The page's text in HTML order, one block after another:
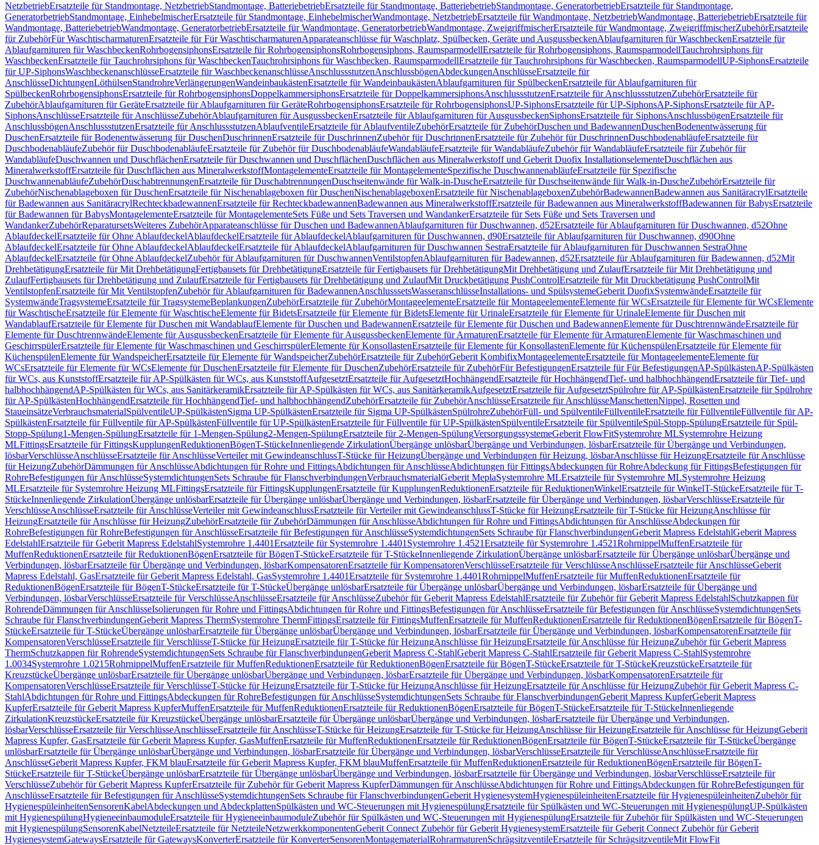
NetzbetriebErsatzteile für Standmontage, NetzbetriebStandmontage, BatteriebetriebErsatzteile für Standmontage, BatteriebetriebStandmontage, GeneratorbetriebErsatzteile für Standmontage,
GeneratorbetriebStandmontage, EinhebelmischerErsatzteile für Standmontage, EinhebelmischerWandmontage, NetzbetriebErsatzteile für Wandmontage, NetzbetriebWandmontage, BatteriebetriebErsatzteile für
Wandmontage, BatteriebetriebWandmontage, GeneratorbetriebErsatzteile für Wandmontage, GeneratorbetriebWandmontage, ZweigriffmischerErsatzteile für Wandmontage, ZweigriffmischerZubehörErsatzteile
für ZubehörFür WaschtischarmaturenErsatzteile für Für WaschtischarmaturenApparateanschlüsse für Waschplatz, Spülbecken, Geräte und AusgussbeckenAblaufgarnituren für WaschbeckenErsatzteile für
Ablaufgarnituren für WaschbeckenRohrbogensiphonsErsatzteile für RohrbogensiphonsRohrbogensiphons, RaumsparmodellErsatzteile für Rohrbogensiphons, RaumsparmodellTauchrohrsiphons für
WaschbeckenErsatzteile für Tauchrohrsiphons für WaschbeckenTauchrohrsiphons für Waschbecken, RaumsparmodellErsatzteile für Tauchrohrsiphons für Waschbecken, RaumsparmodellUP-SiphonsErsatzteile
für UP-SiphonsWaschbeckenanschlüsseErsatzteile für WaschbeckenanschlüsseAnschlussstutzenAnschlussbögenAbdeckungenAnschlüsseErsatzteile für
AnschlüsseDichtungenLöthülsenStandrohreVerlängerungenWandeinbaukästenErsatzteile für WandeinbaukästenAblaufgarnituren für SpülbeckenErsatzteile für Ablaufgarnituren für
SpülbeckenRohrbogensiphonsErsatzteile für RohrbogensiphonsDoppelkammersiphonsErsatzteile für DoppelkammersiphonsAnschlussstutzenErsatzteile für AnschlussstutzenZubehörErsatzteile für
ZubehörAblaufgarnituren für GeräteErsatzteile für Ablaufgarnituren für GeräteRohrbogensiphonsErsatzteile für RohrbogensiphonsUP-SiphonsErsatzteile für UP-SiphonsAP-SiphonsErsatzteile für AP-
SiphonsAnschlüsseErsatzteile für AnschlüsseZubehörAblaufgarnituren für AusgussbeckenErsatzteile für Ablaufgarnituren für AusgussbeckenSiphonsErsatzteile für SiphonsAnschlussbögenErsatzteile für
AnschlussbögenAnschlussstutzenErsatzteile für AnschlussstutzenAblaufventileErsatzteile für AblaufventileZubehörErsatzteile für ZubehörDuschen und BadewannenDuschenBodenentwässerung für
DuschenErsatzteile für Bodenentwässerung für DuschenDuschrinnenErsatzteile für DuschrinnenZubehör für DuschrinnenErsatzteile für Zubehör für DuschrinnenDuschbodenabläufeErsatzteile für
DuschbodenabläufeZubehör für DuschbodenabläufeErsatzteile für Zubehör für DuschbodenabläufeWandabläufeErsatzteile für WandabläufeZubehör für WandabläufeErsatzteile für Zubehör für
WandabläufeDuschwannen und DuschflächenErsatzteile für Duschwannen und DuschflächenDuschflächen aus Mineralwerkstoff und Geberit Duofix InstallationselementeDuschflächen aus
MineralwerkstoffErsatzteile für Duschflächen aus MineralwerkstoffMontagelementeErsatzteile für MontagelementeSpezifische DuschwannenabläufeErsatzteile für Spezifische
DuschwannenabläufeZubehörDuschabtrennungenErsatzteile für DuschabtrennungenDuschseitenwände für Walk-in-DuscheErsatzteile für Duschseitenwände für Walk-in-DuscheZubehörErsatzteile für
ZubehörNischenablageboxen für DuschenErsatzteile für Nischenablageboxen für DuschenNischenablageboxenErsatzteile für NischenablageboxenZubehörBadewannenBadewannen aus SanitäracrylErsatzteile
für Badewannen aus SanitäracrylRechteckbadewannenErsatzteile für RechteckbadewannenBadewannen aus MineralwerkstoffErsatzteile für Badewannen aus MineralwerkstoffBadewannen für BabysErsatzteile
für Badewannen für BabysMontagelementeErsatzteile für MontagelementeSets Füße und Sets Traversen und WandankerErsatzteile für Sets Füße und Sets Traversen und
WandankerZubehörReparatursetsWeiteres ZubehörApparateanschlüsse für Duschen und BadewannenAblaufgarnituren für Duschwannen, d52Ersatzteile für Ablaufgarnituren für Duschwannen, d52Ohne
AblaufdeckelErsatzteile für Ohne AblaufdeckelAblaufdeckelErsatzteile für AblaufdeckelAblaufgarnituren für Duschwannen, d90Ersatzteile für Ablaufgarnituren für Duschwannen, d90Ohne
AblaufdeckelErsatzteile für Ohne AblaufdeckelAblaufdeckelErsatzteile für AblaufdeckelAblaufgarnituren für Duschwannen SestraErsatzteile für Ablaufgarnituren für Duschwannen SestraOhne
AblaufdeckelErsatzteile für Ohne AblaufdeckelZubehör für Ablaufgarnituren für DuschwannenVentilstopfenAblaufgarnituren für Badewannen, d52Ersatzteile für Ablaufgarnituren für Badewannen, d52Mit
DrehbetätigungErsatzteile für Mit DrehbetätigungFertigbausets für DrehbetätigungErsatzteile für Fertigbausets für DrehbetätigungMit Drehbetätigung und ZulaufErsatzteile für Mit Drehbetätigung und
ZulaufFertigbausets für Drehbetätigung und ZulaufErsatzteile für Fertigbausets für Drehbetätigung und ZulaufMit Druckbetätigung PushControlErsatzteile für Mit Druckbetätigung PushControlMit
VentilstopfenErsatzteile für Mit VentilstopfenZubehör für Ablaufgarnituren für BadewannenAnschlusssetsWasseranschlüsseInstallations- und SpülsystemeGeberit DuofixSystemwändeErsatzteile für
SystemwändeTragsystemeErsatzteile für TragsystemeBeplankungenZubehörErsatzteile für ZubehörMontageelementeErsatzteile für MontageelementeElemente für WCsErsatzteile für Elemente für WCsElemente
für WaschtischeErsatzteile für Elemente für WaschtischeElemente für BidetsErsatzteile für Elemente für BidetsElemente für UrinaleErsatzteile für Elemente für UrinaleElemente für Duschen mit
WandablaufErsatzteile für Elemente für Duschen mit WandablaufElemente für Duschen und BadewannenErsatzteile für Elemente für Duschen und BadewannenElemente für DuschtrennwändeErsatzteile für
Elemente für DuschtrennwändeElemente für AusgussbeckenErsatzteile für Elemente für AusgussbeckenElemente für ArmaturenErsatzteile für Elemente für ArmaturenElemente für Waschmaschinen und
GeschirrspülerErsatzteile für Elemente für Waschmaschinen und GeschirrspülerElemente für KonsollastenErsatzteile für Elemente für KonsollastenElemente für KüchenspülenErsatzteile für Elemente für
KüchenspülenElemente für WandspeicherErsatzteile für Elemente für WandspeicherZubehörErsatzteile für ZubehörGeberit KombifixMontageelementeErsatzteile für MontageelementeElemente für
WCsErsatzteile für Elemente für WCsElemente für DuschenErsatzteile für Elemente für DuschenZubehörErsatzteile für ZubehörFür BefestigungenErsatzteile für Für BefestigungenAP-SpülkästenAP-Spülkästen
für WCs, aus KunststoffErsatzteile für AP-Spülkästen für WCs, aus KunststoffAufgesetztErsatzteile für AufgesetztHochhängendErsatzteile für HochhängendTief- und halbhochhängendErsatzteile für Tief- und
halbhochhängendAP-Spülkästen für WCs, aus SanitärkeramikErsatzteile für AP-Spülkästen für WCs, aus SanitärkeramikAufgesetztErsatzteile für AufgesetztSpülrohre für AP-SpülkästenErsatzteile für Spülrohre
für AP-SpülkästenHochhängendErsatzteile für HochhängendTief- und halbhochhängendZubehörErsatzteile für ZubehörAnschlüsseErsatzteile für AnschlüsseManschettenNippel, Rosetten und
StaueinsätzeVerbrauchsmaterialSpülventileUP-SpülkästenSigma UP-SpülkästenErsatzteile für Sigma UP-SpülkästenSpülrohreZubehörFüll- und SpülventileFüllventileErsatzteile für FüllventileFüllventile für AP-
SpülkästenErsatzteile für Füllventile für AP-SpülkästenFüllventile für UP-SpülkästenErsatzteile für Füllventile für UP-SpülkästenSpülventileErsatzteile für SpülventileSpül-Stopp-SpülungErsatzteile für Spül-
Stopp-Spülung1-Mengen-SpülungErsatzteile für 1-Mengen-Spülung2-Mengen-SpülungErsatzteile für 2-Mengen-SpülungVersorgungssystemeGeberit FlowFitSystemrohre MLSystemrohre Heizung
MLFittingsErsatzteile für FittingsKupplungenReduktionenBögenT-StückeInnenliegende ZirkulationÜbergänge unlösbarÜbergänge und Verbindungen, lösbarErsatzteile für Übergänge und Verbindungen,
lösbarVerschlüsseAnschlüsseErsatzteile für AnschlüsseVerteiler mit GewindeanschlussT-Stücke für HeizungÜbergänge und Verbindungen für Heizung, lösbarAnschlüsse für HeizungErsatzteile für Anschlüsse
für HeizungZubehörDämmungen für AnschlüsseAbdichtungen für Rohre und FittingsAbdichtungen für AnschlüsseAbdichtungen für FittingsAbdeckungen für RohreAbdeckung für FittingsBefestigungen für
RohreBefestigungen für AnschlüsseSystemdichtungenSets Schraube für FlanschverbindungenVerbrauchsmaterialGeberit MeplaSystemrohre MLErsatzteile für Systemrohre MLSystemrohre Heizung
MLErsatzteile für Systemrohre Heizung MLFittingsErsatzteile für FittingsKupplungenErsatzteile für KupplungenReduktionenErsatzteile für ReduktionenWinkelErsatzteile für WinkelT-StückeErsatzteile für T-
StückeInnenliegende ZirkulationÜbergänge unlösbarErsatzteile für Übergänge unlösbarÜbergänge und Verbindungen, lösbarErsatzteile für Übergänge und Verbindungen, lösbarVerschlüsseErsatzteile für
VerschlüsseAnschlüsseErsatzteile für AnschlüsseVerteiler mit GewindeanschlussErsatzteile für Verteiler mit GewindeanschlussT-Stücke für HeizungErsatzteile für T-Stücke für HeizungAnschlüsse für
HeizungErsatzteile für Anschlüsse für HeizungZubehörErsatzteile für ZubehörDämmungen für AnschlüsseAbdichtungen für Rohre und FittingsAbdichtungen für AnschlüsseAbdeckungen für
RohreBefestigungen für RohreBefestigungen für AnschlüsseErsatzteile für Befestigungen für AnschlüsseSystemdichtungenSets Schraube für FlanschverbindungenGeberit Mapress EdelstahlGeberit Mapress
EdelstahlErsatzteile für Geberit Mapress EdelstahlSystemrohre 1.4401Ersatzteile für Systemrohre 1.4401 Systemrohre 1.4521Ersatzteile für Systemrohre 1.4521RohrnippelMuffenErsatzteile für
MuffenReduktionenErsatzteile für ReduktionenBögenErsatzteile für BögenT-StückeErsatzteile für T-StückeInnenliegende ZirkulationÜbergänge unlösbarErsatzteile für Übergänge unlösbarÜbergänge und
Verbindungen, lösbarErsatzteile für Übergänge und Verbindungen, lösbarKompensatorenErsatzteile für KompensatorenVerschlüsseErsatzteile für VerschlüsseAnschlüsseErsatzteile für AnschlüsseGeberit
Mapress Edelstahl, GasErsatzteile für Geberit Mapress Edelstahl, GasSystemrohre 1.4401Ersatzteile für Systemrohre 1.4401RohrnippelMuffenErsatzteile für MuffenReduktionenErsatzteile für
ReduktionenBögenErsatzteile für BögenT-StückeErsatzteile für T-StückeÜbergänge unlösbarErsatzteile für Übergänge unlösbarÜbergänge und Verbindungen, lösbarErsatzteile für Übergänge und
Verbindungen, lösbarVerschlüsseErsatzteile für VerschlüsseAnschlüsseErsatzteile für AnschlüsseZubehör für Geberit Mapress EdelstahlErsatzteile für Zubehör für Geberit Mapress EdelstahlSchutzkappen für
RohrendeDämmungen für AnschlüsseIsolierungen für Rohre und FittingsAbdichtungen für Rohre und FittingsBefestigungen für AnschlüsseErsatzteile für Befestigungen für AnschlüsseSystemdichtungenSets
Schraube für FlanschverbindungenGeberit Mapress ThermSystemrohre ThermFittingsErsatzteile für FittingsMuffenErsatzteile für MuffenReduktionenErsatzteile für ReduktionenBögenErsatzteile für BögenT-
StückeErsatzteile für T-StückeÜbergänge unlösbarErsatzteile für Übergänge unlösbarÜbergänge und Verbindungen, lösbarErsatzteile für Übergänge und Verbindungen, lösbarKompensatorenErsatzteile für
KompensatorenVerschlüsseErsatzteile für VerschlüsseT-Stücke für HeizungErsatzteile für T-Stücke für HeizungAnschlüsse für HeizungErsatzteile für Anschlüsse für HeizungZubehör für Geberit Mapress
ThermSchutzkappen für RohrendeSystemdichtungenSets Schraube für FlanschverbindungenGeberit Mapress C-StahlGeberit Mapress C-StahlErsatzteile für Geberit Mapress C-StahlSystemrohre
1.0034Systemrohre 1.0215RohrnippelMuffenErsatzteile für MuffenReduktionenErsatzteile für ReduktionenBögenErsatzteile für BögenT-StückeErsatzteile für T-StückeKreuzstückeErsatzteile für
KreuzstückeÜbergänge unlösbarErsatzteile für Übergänge unlösbarÜbergänge und Verbindungen, lösbarErsatzteile für Übergänge und Verbindungen, lösbarKompensatorenErsatzteile für
KompensatorenVerschlüsseErsatzteile für VerschlüsseT-Stücke für HeizungErsatzteile für T-Stücke für HeizungAnschlüsse für HeizungErsatzteile für Anschlüsse für HeizungZubehör für Geberit Mapress C-
StahlAbdichtungen für Rohre und FittingsAbdeckungen für RohreBefestigungen für AnschlüsseSystemdichtungenSets Schraube für FlanschverbindungenGeberit Mapress KupferGeberit Mapress
KupferErsatzteile für Geberit Mapress KupferMuffenErsatzteile für MuffenReduktionenErsatzteile für ReduktionenBögenErsatzteile für BögenT-StückeErsatzteile für T-StückeInnenliegende
ZirkulationKreuzstückeErsatzteile für KreuzstückeÜbergänge unlösbarErsatzteile für Übergänge unlösbarÜbergänge und Verbindungen, lösbarErsatzteile für Übergänge und Verbindungen,
lösbarVerschlüsseErsatzteile für VerschlüsseAnschlüsseErsatzteile für AnschlüsseT-Stücke für HeizungErsatzteile für T-Stücke für HeizungAnschlüsse für HeizungErsatzteile für Anschlüsse für HeizungGeberit
Mapress Kupfer, GasErsatzteile für Geberit Mapress Kupfer, GasMuffenErsatzteile für MuffenReduktionenErsatzteile für ReduktionenBögenErsatzteile für BögenT-StückeErsatzteile für T-StückeÜbergänge
unlösbarErsatzteile für Übergänge unlösbarÜbergänge und Verbindungen, lösbarErsatzteile für Übergänge und Verbindungen, lösbarVerschlüsseErsatzteile für VerschlüsseAnschlüsseErsatzteile für
AnschlüsseGeberit Mapress Kupfer, FKM blauErsatzteile für Geberit Mapress Kupfer, FKM blauMuffenErsatzteile für MuffenReduktionenErsatzteile für ReduktionenBögenErsatzteile für BögenT-
StückeErsatzteile für T-StückeÜbergänge unlösbarErsatzteile für Übergänge unlösbarÜbergänge und Verbindungen, lösbarErsatzteile für Übergänge und Verbindungen, lösbarVerschlüsseErsatzteile für
VerschlüsseZubehör für Geberit Mapress KupferErsatzteile für Zubehör für Geberit Mapress KupferDämmungen für AnschlüsseAbdichtungen für Rohre und FittingsAbdeckungen für RohreBefestigungen für
AnschlüsseErsatzteile für Befestigungen für AnschlüsseSystemdichtungenSets Schraube für FlanschverbindungenGeberit HygienesystemHygienespüleinheitenErsatzteile für HygienespüleinheitenZubehör für
HygienespüleinheitenSensorenKabelAbdeckungen und AbdeckplattenSpülkästen und WC-Steuerungen mit HygienespülungErsatzteile für Spülkästen und WC-Steuerungen mit HygienespülungUP-Spülkästen
mit HygienespülungHygieneeinbaumoduleErsatzteile für HygieneeinbaumoduleZubehör für Spülkästen und WC-Steuerungen mit HygienespülungErsatzteile für Zubehör für Spülkästen und WC-Steuerungen
mit HygienespülungSensorenKabelNetzteileErsatzteile für NetzteileNetzwerkkomponentenGeberit Connect Zubehör für Geberit HygienesystemErsatzteile für Geberit Connect Zubehör für Geberit
HygienesystemGatewaysErsatzteile für GatewaysKonverterErsatzteile für KonverterSensorenMontagematerialRohrarmaturenSchrägsitzventileErsatzteile für SchrägsitzventileMit FlowFit